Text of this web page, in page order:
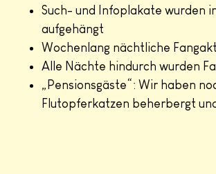
Such- und Infoplakate wurden
aufgehängt
Wochenlang nächtliche
Alle Nächte hindurch wurden
„Pensionsgäste“: Wir haben
Flutopferkatzen beherbergt